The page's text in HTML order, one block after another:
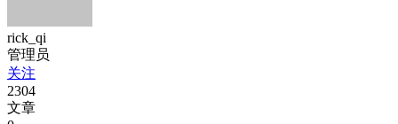
rick_qi
管理员
关注
2304
文章